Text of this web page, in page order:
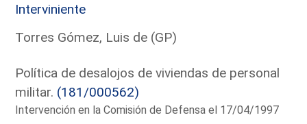
Interviniente
Torres Gómez, Luis de (GP)
Política de desalojos de viviendas de personal
militar. (181/000562)
Intervención en la Comisión de Defensa el 17/04/1997